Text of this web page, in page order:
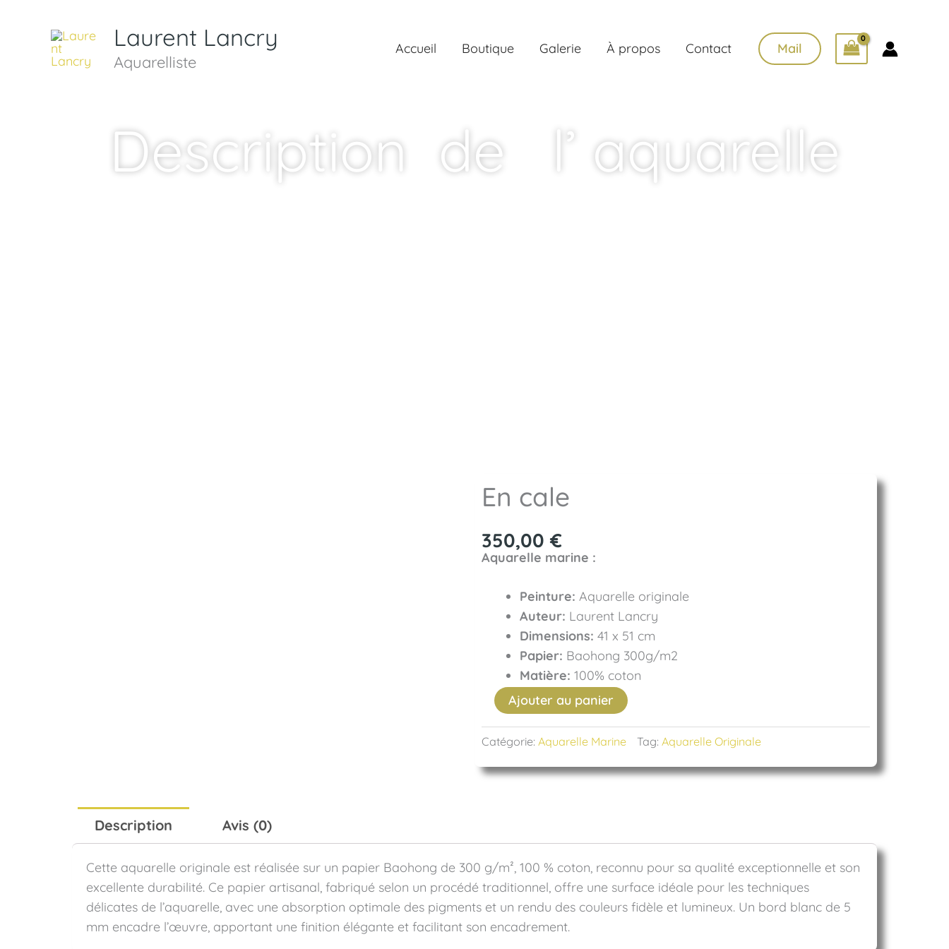
Laurent Lancry
Aquarelliste
Accueil Boutique Galerie À propos Contact Mail
Description de l’ aquarelle
En cale
350,00€
Aquarelle marine :
Peinture: Aquarelle originale
Auteur: Laurent Lancry
Dimensions: 41 x 51 cm
Papier: Baohong 300g/m2
Matière: 100% coton
quantité
de
En
Ajouter au panier
Catégorie: Aquarelle Marine Tag: Aquarelle Originale
Description Avis (0)
Cette aquarelle originale est réalisée sur un papier Baohong de 300 g/m², 100 % coton, reconnu pour sa qualité exceptionnelle et son
excellente durabilité. Ce papier artisanal, fabriqué selon un procédé traditionnel, offre une surface idéale pour les techniques
délicates de l’aquarelle, avec une absorption optimale des pigments et un rendu des couleurs fidèle et lumineux. Un bord blanc de 5
mm encadre l’œuvre, apportant une finition élégante et facilitant son encadrement.